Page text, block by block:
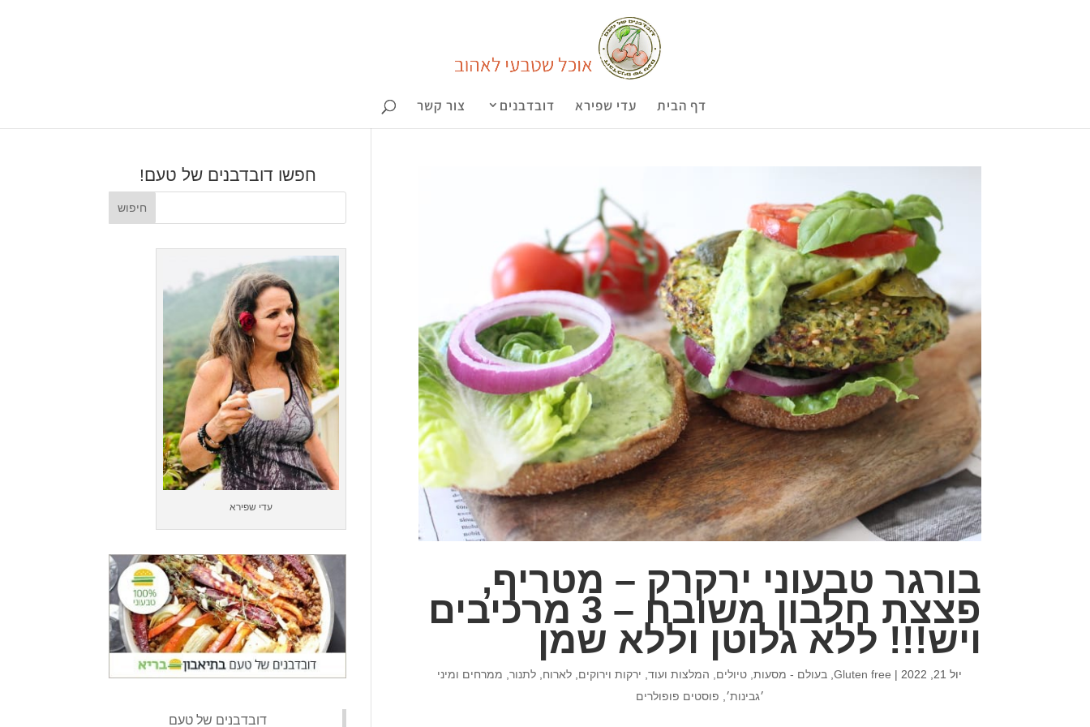
דף הבית עדי שפירא דובדבנים צור קשר
בורגר טבעוני ירקרק – מטריף,
פצצת חלבון משובח – 3 מרכיבים
ויש!!! ללא גלוטן וללא שמן
יול 21, 2022 |
Gluten free
, בעולם - מסעות, טיולים, המלצות ועוד, ירקות וירוקים, לארוח, לתנור, ממרחים ומיני
׳גבינות׳, פוסטים פופולרים
חפשו דובדבנים של טעם!
עדי שפירא
‏דובדבנים של טעם‏